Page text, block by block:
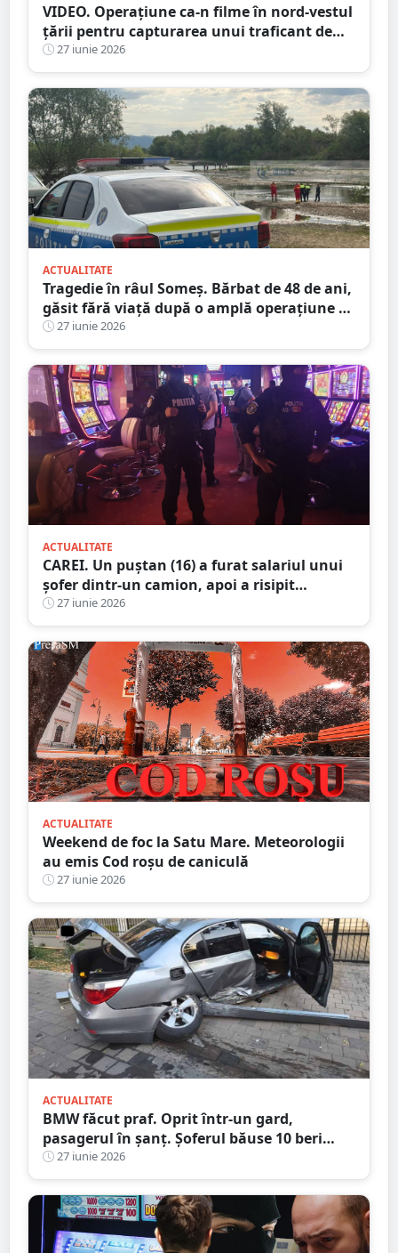
VIDEO. Operațiune ca-n filme în nord-vestul
țării pentru capturarea unui traficant de
droguri
27 iunie 2026
ACTUALITATE
Tragedie în râul Someș. Bărbat de 48 de ani,
găsit fără viață după o amplă operațiune de
căutare cu scafandri și bărci de intervenție
27 iunie 2026
ACTUALITATE
CAREI. Un puștan (16) a furat salariul unui
șofer dintr-un camion, apoi a risipit
aproape toți banii la păcănele
27 iunie 2026
ACTUALITATE
Weekend de foc la Satu Mare. Meteorologii
au emis Cod roșu de caniculă
27 iunie 2026
ACTUALITATE
BMW făcut praf. Oprit într-un gard,
pasagerul în șanț. Șoferul băuse 10 beri
înainte să urce la volan
27 iunie 2026